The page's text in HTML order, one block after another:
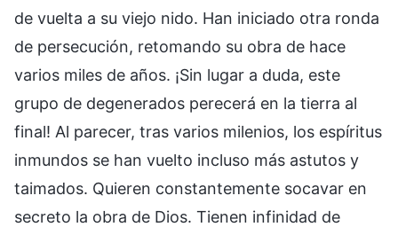
de vuelta a su viejo nido. Han iniciado otra ronda
de persecución, retomando su obra de hace
varios miles de años. ¡Sin lugar a duda, este
grupo de degenerados perecerá en la tierra al
final! Al parecer, tras varios milenios, los espíritus
inmundos se han vuelto incluso más astutos y
taimados. Quieren constantemente socavar en
secreto la obra de Dios. Tienen infinidad de